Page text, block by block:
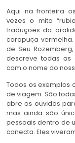
Aqui na fronteira
vezes o mito
traduções da
carapuça
de Seu
descreve todas as
com o nome do
Todos os exemplos
de viagem. São
abre os ouvidos
mas ainda são
pessoais dentro de
conecta. Eles